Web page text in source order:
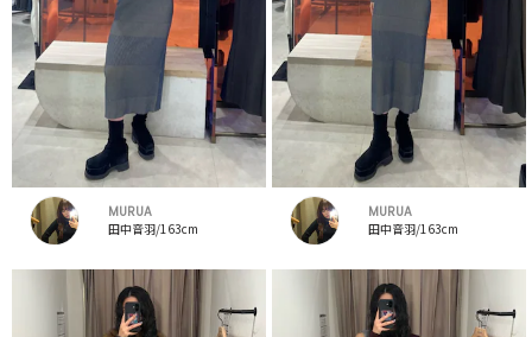
MURUA
田中音羽/163cm
MURUA
田中音羽/163cm